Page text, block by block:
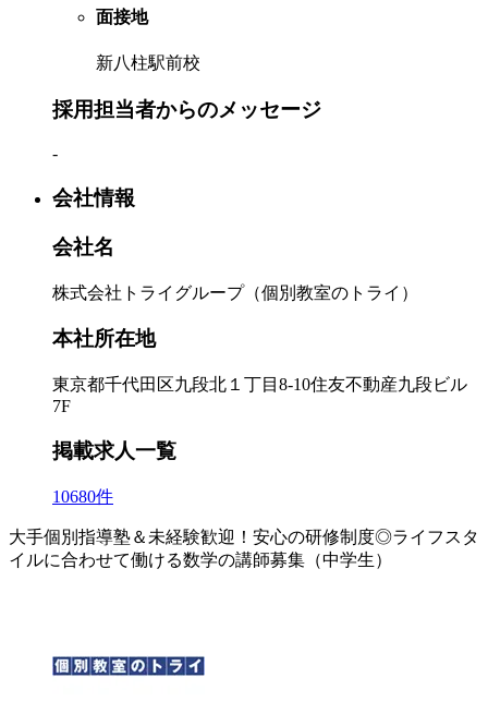
面接地
新八柱駅前校
採用担当者からのメッセージ
-
会社情報
会社名
株式会社トライグループ（個別教室のトライ）
本社所在地
東京都千代田区九段北１丁目8-10住友不動産九段ビル
7F
掲載求人一覧
10680件
大手個別指導塾＆未経験歓迎！安心の研修制度◎ライフスタ
イルに合わせて働ける数学の講師募集（中学生）